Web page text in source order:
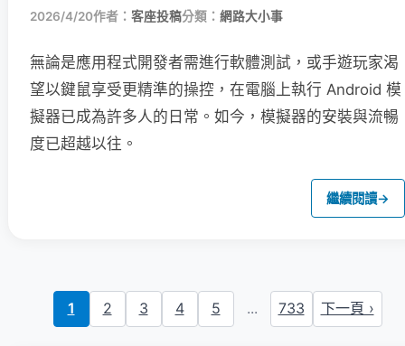
2026/4/20作者： 客座投稿分類： 網路大小事
無論是應用程式開發者需進行軟體測試，或手遊玩家渴
望以鍵鼠享受更精準的操控，在電腦上執行 Android 模
擬器已成為許多人的日常。如今，模擬器的安裝與流暢
度已超越以往。
繼續閱讀→
1 2 3 4 5 ... 733 下一頁 ›